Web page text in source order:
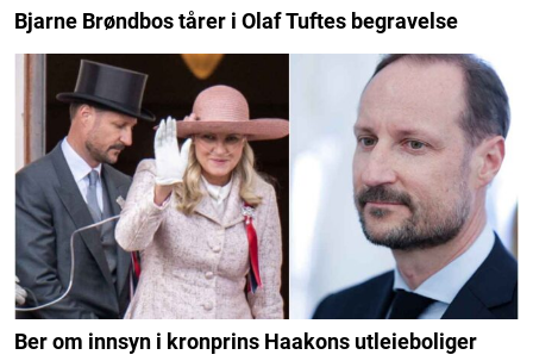
Bjarne Brøndbos tårer i Olaf Tuftes begravelse
Ber om innsyn i kronprins Haakons utleieboliger